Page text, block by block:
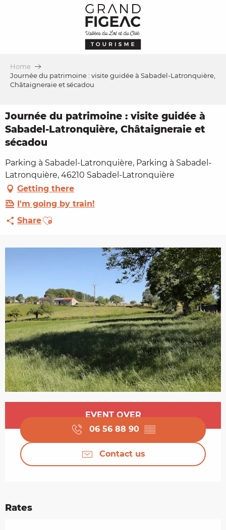
Home
Journée du patrimoine : visite guidée à Sabadel-Latronquière,
Châtaigneraie et sécadou
Journée du patrimoine : visite guidée à
Sabadel-Latronquière, Châtaigneraie et
sécadou
Parking à Sabadel-Latronquière, Parking à Sabadel-
Latronquière, 46210 Sabadel-Latronquière
Getting there
I'm going by train!
ShareAjouter aux favoris
Opening hours & contact details
EVENT OVER
06 56 88 90 ▒▒
Contact us
Rates